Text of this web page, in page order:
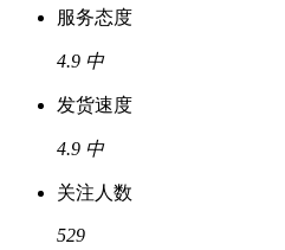
服务态度
4.9 中
发货速度
4.9 中
关注人数
529